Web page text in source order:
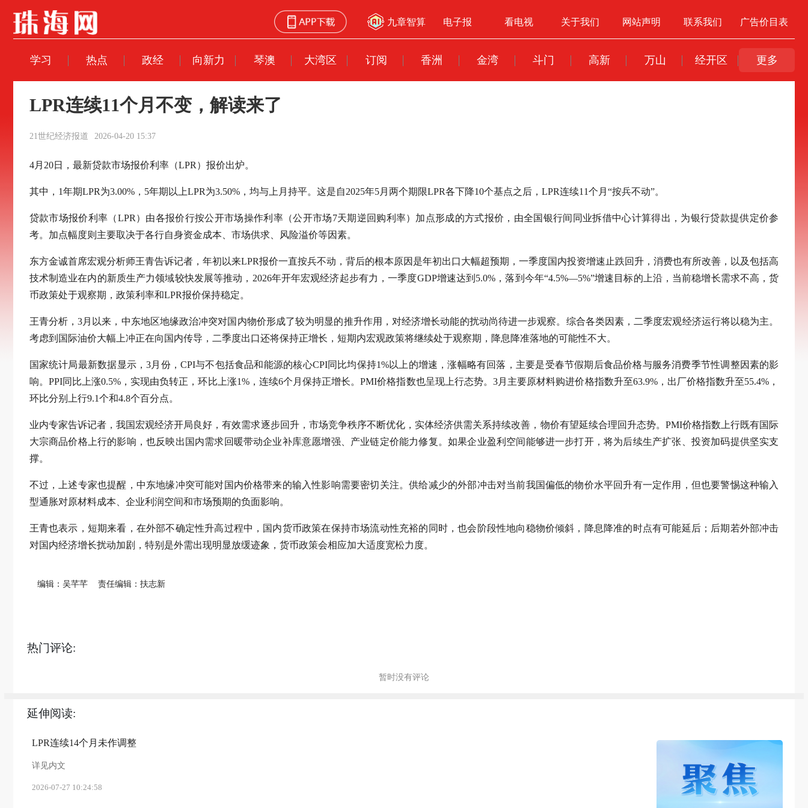
九章智算 电子报 看电视 关于我们 网站声明 联系我们 广告价目表
学习 热点 政经 向新力 琴澳 大湾区 订阅 香洲 金湾 斗门 高新 万山 经开区 更多
LPR连续11个月不变，解读来了
21世纪经济报道 2026-04-20 15:37
4月20日，最新贷款市场报价利率（LPR）报价出炉。
其中，1年期LPR为3.00%，5年期以上LPR为3.50%，均与上月持平。这是自2025年5月两个期限LPR各下降10个基点之后，LPR连续11个月“按兵不动”。
贷款市场报价利率（LPR）由各报价行按公开市场操作利率（公开市场7天期逆回购利率）加点形成的方式报价，由全国银行间同业拆借中心计算得出，为银行贷款提供定价参
考。加点幅度则主要取决于各行自身资金成本、市场供求、风险溢价等因素。
东方金诚首席宏观分析师王青告诉记者，年初以来LPR报价一直按兵不动，背后的根本原因是年初出口大幅超预期，一季度国内投资增速止跌回升，消费也有所改善，以及包括高
技术制造业在内的新质生产力领域较快发展等推动，2026年开年宏观经济起步有力，一季度GDP增速达到5.0%，落到今年“4.5%—5%”增速目标的上沿，当前稳增长需求不高，货
币政策处于观察期，政策利率和LPR报价保持稳定。
王青分析，3月以来，中东地区地缘政治冲突对国内物价形成了较为明显的推升作用，对经济增长动能的扰动尚待进一步观察。综合各类因素，二季度宏观经济运行将以稳为主。
考虑到国际油价大幅上冲正在向国内传导，二季度出口还将保持正增长，短期内宏观政策将继续处于观察期，降息降准落地的可能性不大。
国家统计局最新数据显示，3月份，CPI与不包括食品和能源的核心CPI同比均保持1%以上的增速，涨幅略有回落，主要是受春节假期后食品价格与服务消费季节性调整因素的影
响。PPI同比上涨0.5%，实现由负转正，环比上涨1%，连续6个月保持正增长。PMI价格指数也呈现上行态势。3月主要原材料购进价格指数升至63.9%，出厂价格指数升至55.4%，
环比分别上行9.1个和4.8个百分点。
业内专家告诉记者，我国宏观经济开局良好，有效需求逐步回升，市场竞争秩序不断优化，实体经济供需关系持续改善，物价有望延续合理回升态势。PMI价格指数上行既有国际
大宗商品价格上行的影响，也反映出国内需求回暖带动企业补库意愿增强、产业链定价能力修复。如果企业盈利空间能够进一步打开，将为后续生产扩张、投资加码提供坚实支
撑。
不过，上述专家也提醒，中东地缘冲突可能对国内价格带来的输入性影响需要密切关注。供给减少的外部冲击对当前我国偏低的物价水平回升有一定作用，但也要警惕这种输入
型通胀对原材料成本、企业利润空间和市场预期的负面影响。
王青也表示，短期来看，在外部不确定性升高过程中，国内货币政策在保持市场流动性充裕的同时，也会阶段性地向稳物价倾斜，降息降准的时点有可能延后；后期若外部冲击
对国内经济增长扰动加剧，特别是外需出现明显放缓迹象，货币政策会相应加大适度宽松力度。
编辑：吴芊芊 责任编辑：扶志新
热门评论:
暂时没有评论
延伸阅读:
LPR连续14个月未作调整
详见内文
2026-07-27 10:24:58